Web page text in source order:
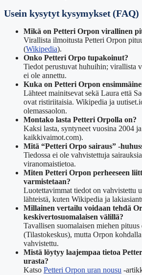
Usein kysytyt kysymykset (FAQ)
Mikä on Petteri Orpon virallinen
Virallista ilmoitusta Petteri Orpon
(Wikipedia).
Onko Petteri Orpo tupakoinut?
Tiedot perustuvat huhuihin; virallista
ei ole annettu.
Kuka on Petteri Orpon
Lähteet mainitsevat sekä Laura että
ovat ristiriitaisia. Wikipedia ja
olemassaolon.
Montako lasta Petteri Orpolla on?
Kaksi lasta, syntyneet vuosina 2004
kaikkivaimot.com).
Mitä “Petteri Orpo sairaus” -
Tiedossa ei ole vahvistettuja
viranomaistietoa.
Miten Petteri Orpon perheeseen
varmistetaan?
Luotettavimmat tiedot on vahvistettu
lähteistä, kuten Wikipedia ja
Millainen vertailu voidaan tehdä
keskivertosuomalaisen välillä?
Tavallisen suomalaisen miehen
(Tilastokeskus), mutta Orpon
vahvistettu.
Mistä löytyy laajempaa tietoa
urasta?
Katso Petteri Orpon uran nousu -